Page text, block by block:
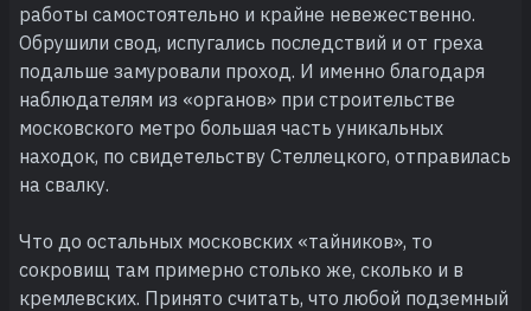
работы самостоятельно и крайне невежественно.
Обрушили свод, испугались последствий и от греха
подальше замуровали проход. И именно благодаря
наблюдателям из «органов» при строительстве
московского метро большая часть уникальных
находок, по свидетельству Стеллецкого, отправилась
на свалку.
Что до остальных московских «тайников», то
сокровищ там примерно столько же, сколько и в
кремлевских. Принято считать, что любой подземный